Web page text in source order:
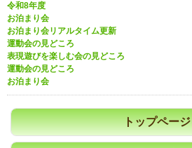
令和8年度
お泊まり会
お泊まり会リアルタイム更新
運動会の見どころ
表現遊びを楽しむ会の見どころ
運動会の見どころ
お泊まり会
トップページ